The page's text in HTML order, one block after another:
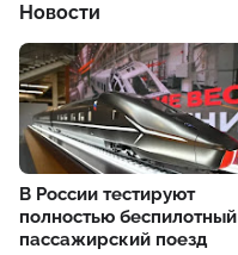
Новости
В России тестируют
полностью беспилотный
пассажирский поезд